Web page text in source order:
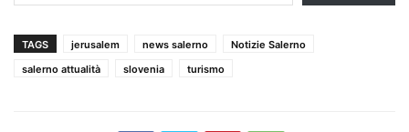
TAGS jerusalem news salerno
Notizie Salerno
salerno attualità
slovenia turismo